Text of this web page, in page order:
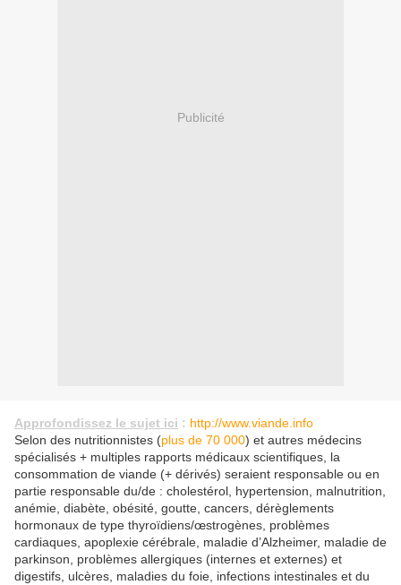
Publicité
Approfondissez le sujet ici : http://www.viande.info
Selon des nutritionnistes (plus de 70 000) et autres médecins
spécialisés + multiples rapports médicaux scientifiques, la
consommation de viande (+ dérivés) seraient responsable ou en
partie responsable du/de : cholestérol, hypertension, malnutrition,
anémie, diabète, obésité, goutte, cancers, dérèglements
hormonaux de type thyroïdiens/œstrogènes, problèmes
cardiaques, apoplexie cérébrale, maladie d’Alzheimer, maladie de
parkinson, problèmes allergiques (internes et externes) et
digestifs, ulcères, maladies du foie, infections intestinales et du